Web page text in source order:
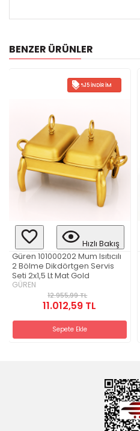
BENZER ÜRÜNLER
%15 İNDIRIM
Hızlı Bakış
Güren 101000202 Mum Isıtıcılı
2 Bölme Dikdörtgen Servis
Seti 2x1,5 Lt Mat Gold
GÜREN
12.955,99 TL
11.012,59 TL
Sepete Ekle